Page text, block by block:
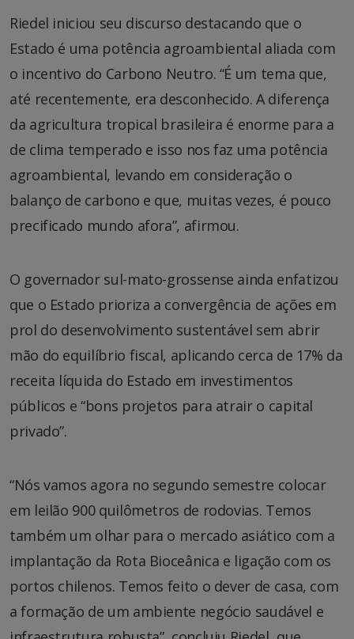
Riedel iniciou seu discurso destacando que o
Estado é uma potência agroambiental aliada com
o incentivo do Carbono Neutro. “É um tema que,
até recentemente, era desconhecido. A diferença
da agricultura tropical brasileira é enorme para a
de clima temperado e isso nos faz uma potência
agroambiental, levando em consideração o
balanço de carbono e que, muitas vezes, é pouco
precificado mundo afora”, afirmou.
O governador sul-mato-grossense ainda enfatizou
que o Estado prioriza a convergência de ações em
prol do desenvolvimento sustentável sem abrir
mão do equilíbrio fiscal, aplicando cerca de 17% da
receita líquida do Estado em investimentos
públicos e “bons projetos para atrair o capital
privado”.
“Nós vamos agora no segundo semestre colocar
em leilão 900 quilômetros de rodovias. Temos
também um olhar para o mercado asiático com a
implantação da Rota Bioceânica e ligação com os
portos chilenos. Temos feito o dever de casa, com
a formação de um ambiente negócio saudável e